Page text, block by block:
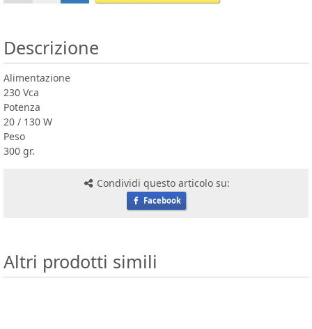
Descrizione
Alimentazione
230 Vca
Potenza
20 / 130 W
Peso
300 gr.
Condividi questo articolo su:
Facebook
Altri prodotti simili